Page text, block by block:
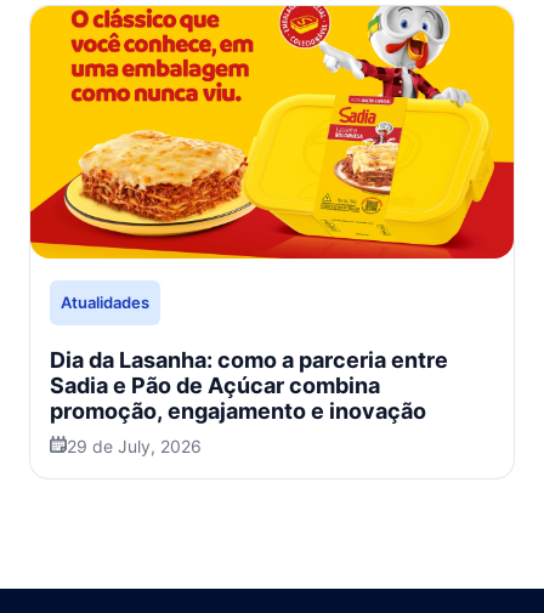
Atualidades
Dia da Lasanha: como a parceria entre
Sadia e Pão de Açúcar combina
promoção, engajamento e inovação
29 de July, 2026